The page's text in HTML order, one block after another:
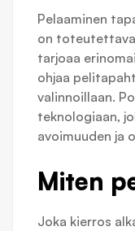
Pelaaminen
on
tarjoaa
ohjaa
valinnoillaan.
teknologiaan,
avoimuuden ja
Miten
Joka kierros